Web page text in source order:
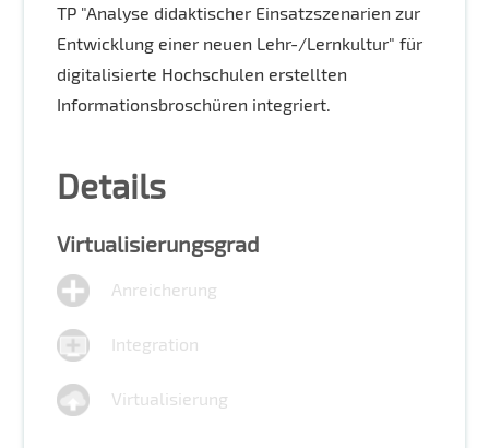
TP "Analyse didaktischer Einsatzszenarien zur
Entwicklung einer neuen Lehr-/Lernkultur" für
digitalisierte Hochschulen erstellten
Informationsbroschüren integriert.
Details
Virtualisierungsgrad
Anreicherung
Integration
Virtualisierung